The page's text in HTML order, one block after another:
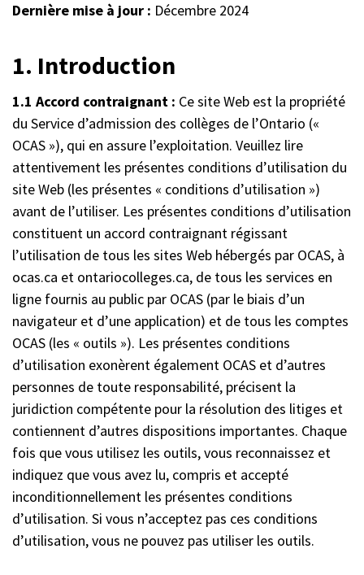
Dernière mise à jour : Décembre 2024
1. Introduction
1.1 Accord contraignant : Ce site Web est la propriété
du Service d’admission des collèges de l’Ontario («
OCAS »), qui en assure l’exploitation. Veuillez lire
attentivement les présentes conditions d’utilisation du
site Web (les présentes « conditions d’utilisation »)
avant de l’utiliser. Les présentes conditions d’utilisation
constituent un accord contraignant régissant
l’utilisation de tous les sites Web hébergés par OCAS, à
ocas.ca et ontariocolleges.ca, de tous les services en
ligne fournis au public par OCAS (par le biais d’un
navigateur et d’une application) et de tous les comptes
OCAS (les « outils »). Les présentes conditions
d’utilisation exonèrent également OCAS et d’autres
personnes de toute responsabilité, précisent la
juridiction compétente pour la résolution des litiges et
contiennent d’autres dispositions importantes. Chaque
fois que vous utilisez les outils, vous reconnaissez et
indiquez que vous avez lu, compris et accepté
inconditionnellement les présentes conditions
d’utilisation. Si vous n’acceptez pas ces conditions
d’utilisation, vous ne pouvez pas utiliser les outils.